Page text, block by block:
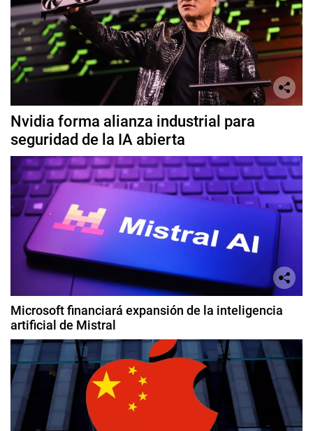
Nvidia forma alianza industrial para
seguridad de la IA abierta
Microsoft financiará expansión de la inteligencia
artificial de Mistral